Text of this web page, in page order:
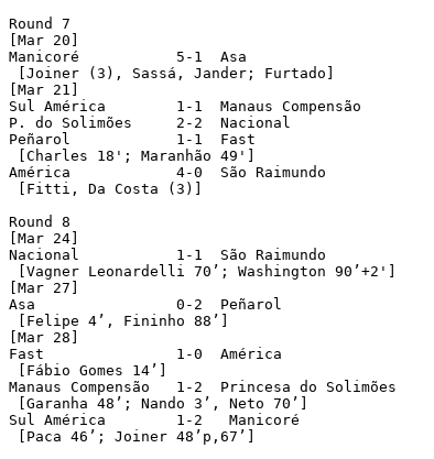
Round 7
[Mar 20]
Manicoré	   5-1  Asa
[Joiner (3), Sassá, Jander; Furtado]
[Mar 21]
Sul América	   1-1  Manaus Compensão
P. do Solimões	   2-2  Nacional
Peñarol		   1-1  Fast
[Charles 18'; Maranhão 49']
América		   4-0  São Raimundo
[Fitti, Da Costa (3)]
Round 8
[Mar 24]
Nacional	   1-1  São Raimundo
[Vagner Leonardelli 70’; Washington 90’+2']
[Mar 27]
Asa		   0-2  Peñarol
[Felipe 4’, Fininho 88’]
[Mar 28]
Fast	           1-0  América
[Fábio Gomes 14’]
Manaus Compensão   1-2  Princesa do Solimões
[Garanha 48’; Nando 3’, Neto 70’]
Sul América        1-2   Manicoré
[Paca 46’; Joiner 48’p,67’]